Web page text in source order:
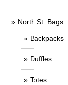
North St. Bags
Backpacks
Duffles
Totes